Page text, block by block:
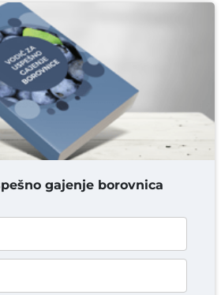
KOMENTAR
gajenje borovnica